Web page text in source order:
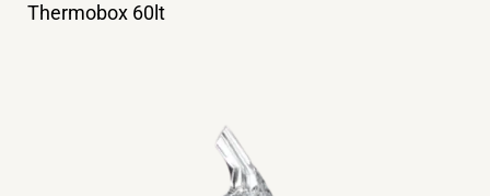
Thermobox 60lt